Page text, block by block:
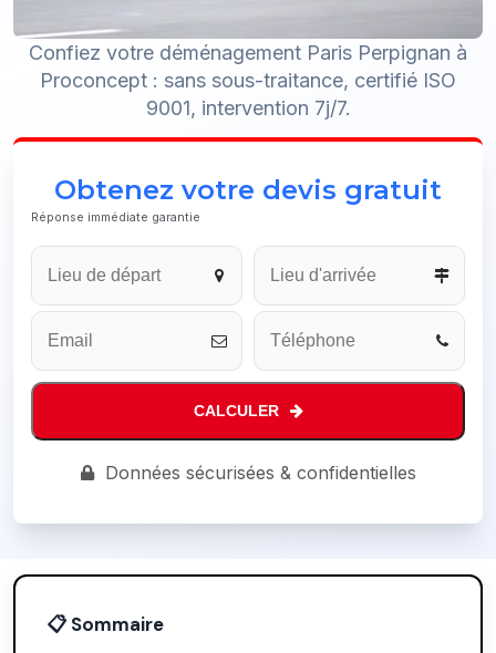
Confiez votre déménagement Paris Perpignan à
Proconcept : sans sous-traitance, certifié ISO
9001, intervention 7j/7.
Obtenez votre devis gratuit
Réponse immédiate garantie
Company
CALCULER
Données sécurisées & confidentielles
📋 Sommaire